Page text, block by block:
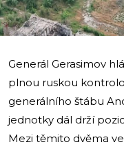
Generál Gerasimov
plnou ruskou
generálního štábu
jednotky dál drží
Mezi těmito dvěma